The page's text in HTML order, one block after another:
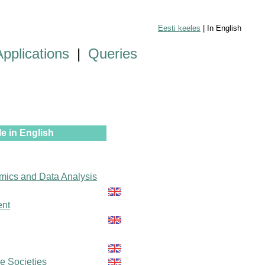
Eesti keeles | In English
| Queries
in English
and Data Analysis
Societies